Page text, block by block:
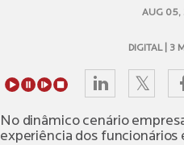
AUG 05,
DIGITAL | 3
No dinâmico cenário
experiência dos funcionários